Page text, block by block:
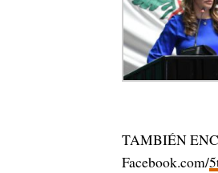
TAMBIÉN
Facebook.com/